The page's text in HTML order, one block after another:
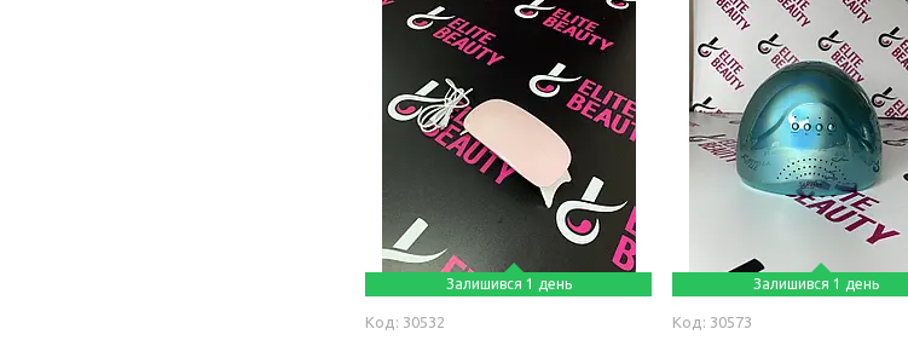
Залишився 1 день
30532
Залишився 1 день
30573